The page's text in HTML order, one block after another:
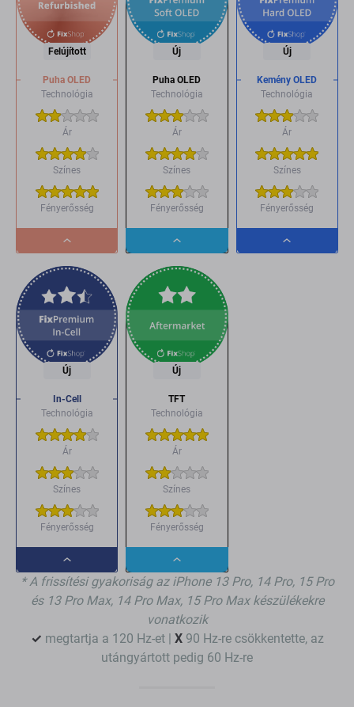
Felújított
Puha OLED
Technológia
Ár
Színes
Fényerősség
Dropdown
button
Új
Puha OLED
Technológia
Ár
Színes
Fényerősség
Dropdown
button
Új
Kemény OLED
Technológia
Ár
Színes
Fényerősség
Dropdown
Új
In-Cell
Technológia
Ár
Színes
Fényerősség
Dropdown
button
Új
TFT
Technológia
Ár
Színes
Fényerősség
Dropdown
button
* A frissítési gyakoriság az iPhone 13 Pro, 14 Pro, 15 Pro
és 13 Pro Max, 14 Pro Max, 15 Pro Max készülékekre
vonatkozik
✓ megtartja a 120 Hz-et | X 90 Hz-re csökkentette, az
utángyártott pedig 60 Hz-re